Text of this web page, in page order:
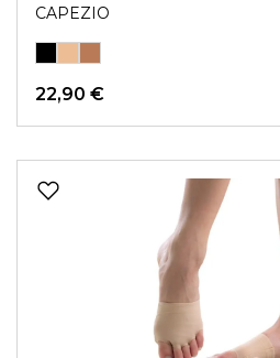
CAPEZIO
22,90 €